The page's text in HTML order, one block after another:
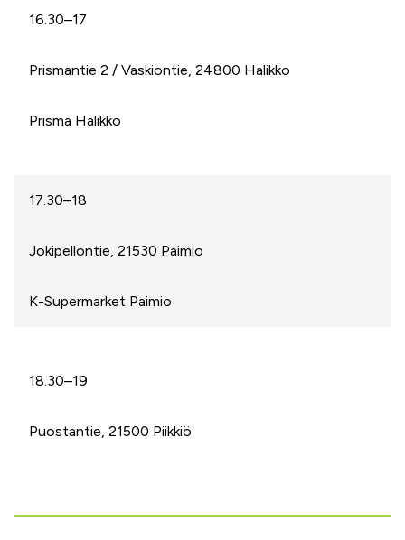
16.30–17
Prismantie 2 / Vaskiontie, 24800 Halikko
Prisma Halikko
17.30–18
Jokipellontie, 21530 Paimio
K-Supermarket Paimio
18.30–19
Puostantie, 21500 Piikkiö